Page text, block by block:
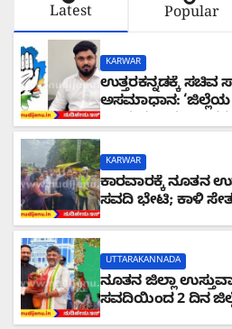
Latest Popular
KARWAR
ಉತ್ತರಕನ್ನಡಕ್ಕೆ ಸಚಿವ
ಅಸಮಾಧಾನ: ‘ಜಿಲ್ಲೆಯ
ಎಂದ ಪ್ರಸಾದ
KARWAR
ಕಾರವಾರಕ್ಕೆ ನೂತನ
ಸವದಿ ಭೇಟಿ; ಕಾಳಿ
UTTARAKANNADA
ನೂತನ ಜಿಲ್ಲಾ
ಸವದಿಯಿಂದ 2 ದಿನ